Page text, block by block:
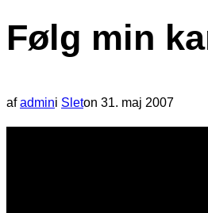
i
sidekolonne
Følg min
afadmini Sleton Udgivet
d.
31. maj 2007